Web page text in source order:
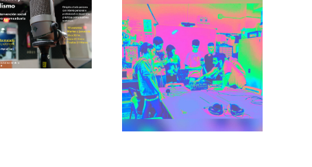
Incorradio,
taller de
comunicación
Recuerdos de
San Cris desde
CINESIA